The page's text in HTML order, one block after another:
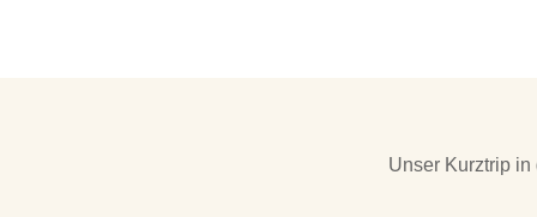
Unser Kurztrip